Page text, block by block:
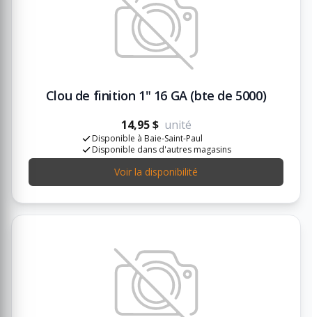
Clou de finition 1" 16 GA (bte de 5000)
14,95 $ unité
Disponible à Baie-Saint-Paul
Disponible dans d'autres magasins
Voir la disponibilité